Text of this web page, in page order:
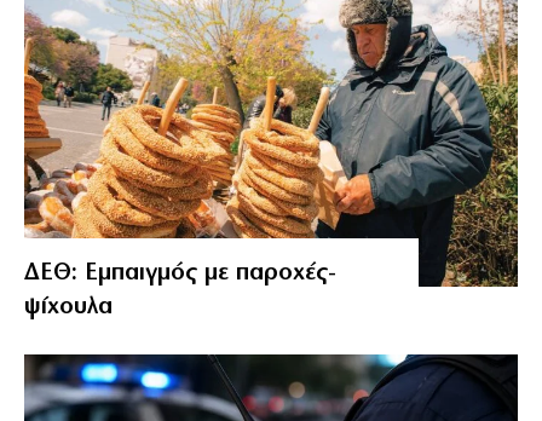
ΔΕΘ: Εμπαιγμός με παροχές-
ψίχουλα